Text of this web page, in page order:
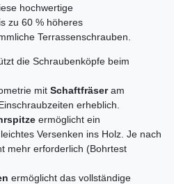
hochwertige
zu 60 % höheres
Terrassenschrauben.
die Schraubenköpfe beim
mit Schaftfräseram
erheblich.
ermöglicht ein
Versenken ins Holz. Je nach
mehr erforderlich (Bohrtest
ermöglicht das vollständige